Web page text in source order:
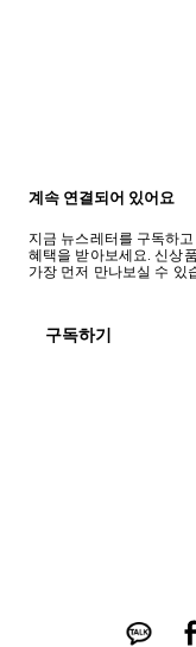
계속 연결되어 있어요
지금 뉴스레터를 구독하
혜택을 받아보세요. 신상
가장 먼저 만나보실 수 있
구독하기